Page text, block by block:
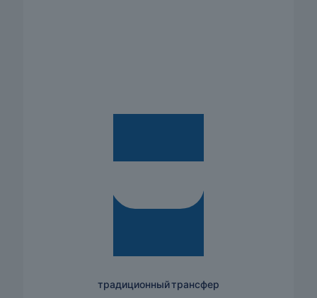
традиционный трансфер